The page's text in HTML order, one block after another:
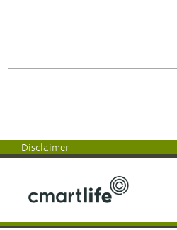
Disclaimer